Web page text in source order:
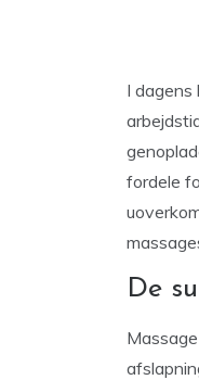
I dagens
fordele
De